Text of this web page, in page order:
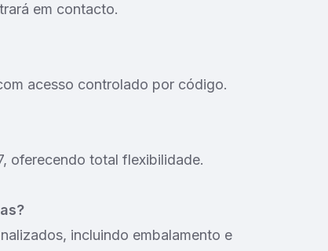
em contacto.
acesso controlado por código.
oferecendo total flexibilidade.
incluindo embalamento e